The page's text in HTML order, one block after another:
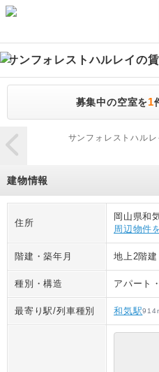
サンフォレストハルレイの
募集中の空室を1
サンフォレストハル
建物情報
住所
岡山県和
周辺物件
階建・築年月 地上2階建
種別・構造 アパート ・
最寄り駅/列車種別 和気駅914